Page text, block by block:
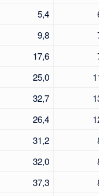
5,4
9,8
17,6
25,0
32,7
26,4
31,2
32,0
37,3